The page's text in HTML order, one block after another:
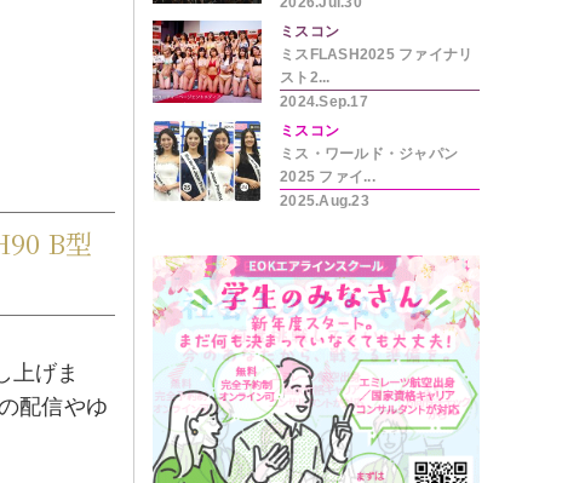
B型
上げま
配信やゆ
ミスコン
ミスFLASH2025 ファイナリ
スト2...
2024.Sep.17
ミスコン
ミス・ワールド・ジャパン
2025 ファイ...
2025.Aug.23